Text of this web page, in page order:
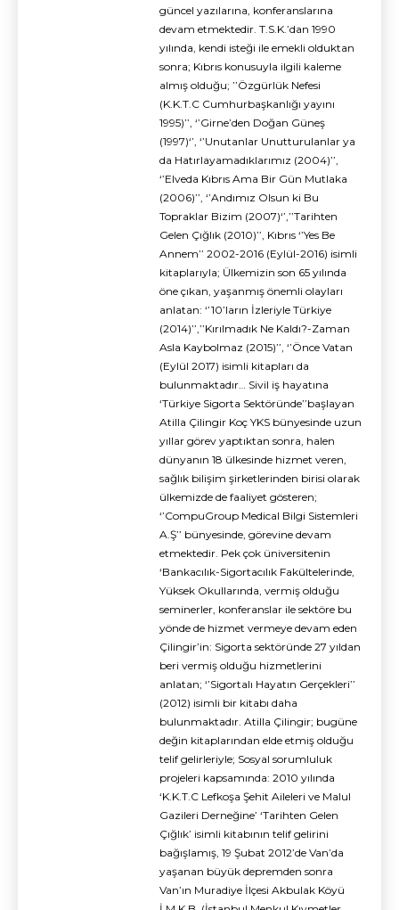
güncel yazılarına, konferanslarına
devam etmektedir. T.S.K.’dan 1990
yılında, kendi isteği ile emekli olduktan
sonra; Kıbrıs konusuyla ilgili kaleme
almış olduğu; ’’Özgürlük Nefesi
(K.K.T.C Cumhurbaşkanlığı yayını
1995)’’, ‘’Girne’den Doğan Güneş
(1997)‘’, ‘’Unutanlar Unutturulanlar ya
da Hatırlayamadıklarımız (2004)’’,
‘’Elveda Kıbrıs Ama Bir Gün Mutlaka
(2006)’’, ‘’Andımız Olsun ki Bu
Topraklar Bizim (2007)‘’,’’Tarihten
Gelen Çığlık (2010)’’, Kıbrıs ‘’Yes Be
Annem’’ 2002-2016 (Eylül-2016) isimli
kitaplarıyla; Ülkemizin son 65 yılında
öne çıkan, yaşanmış önemli olayları
anlatan: ‘’10’ların İzleriyle Türkiye
(2014)’’,’’Kırılmadık Ne Kaldı?-Zaman
Asla Kaybolmaz (2015)’’, ‘’Önce Vatan
(Eylül 2017) isimli kitapları da
bulunmaktadır… Sivil iş hayatına
‘Türkiye Sigorta Sektöründe’’başlayan
Atilla Çilingir Koç YKS bünyesinde uzun
yıllar görev yaptıktan sonra, halen
dünyanın 18 ülkesinde hizmet veren,
sağlık bilişim şirketlerinden birisi olarak
ülkemizde de faaliyet gösteren;
‘’CompuGroup Medical Bilgi Sistemleri
A.Ş’’ bünyesinde, görevine devam
etmektedir. Pek çok üniversitenin
‘Bankacılık-Sigortacılık Fakültelerinde,
Yüksek Okullarında, vermiş olduğu
seminerler, konferanslar ile sektöre bu
yönde de hizmet vermeye devam eden
Çilingir’in: Sigorta sektöründe 27 yıldan
beri vermiş olduğu hizmetlerini
anlatan; ‘’Sigortalı Hayatın Gerçekleri’’
(2012) isimli bir kitabı daha
bulunmaktadır. Atilla Çilingir; bugüne
değin kitaplarından elde etmiş olduğu
telif gelirleriyle; Sosyal sorumluluk
projeleri kapsamında: 2010 yılında
‘K.K.T.C Lefkoşa Şehit Aileleri ve Malul
Gazileri Derneğine’ ‘Tarihten Gelen
Çığlık’ isimli kitabının telif gelirini
bağışlamış, 19 Şubat 2012’de Van’da
yaşanan büyük depremden sonra
Van’ın Muradiye İlçesi Akbulak Köyü